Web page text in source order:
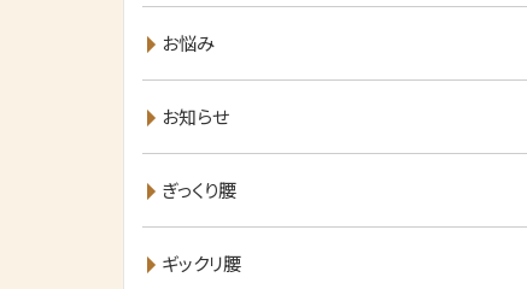
お悩み
お知らせ
ぎっくり腰
ギックリ腰